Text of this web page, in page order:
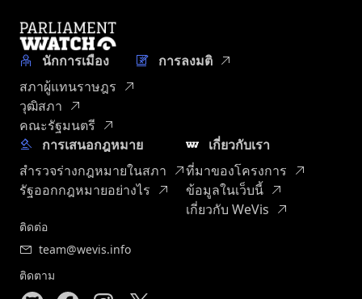
นักการเมือง
สภาผู้แทนราษฎร
วุฒิสภา
คณะรัฐมนตรี
การลงมติ
การเสนอกฎหมาย
สำรวจร่างกฎหมายในสภา
รัฐออกกฎหมายอย่างไร
เกี่ยวกับเรา
ที่มาของโครงการ
ข้อมูลในเว็บนี้
เกี่ยวกับ WeVis
ติดต่อ
team@wevis.info
ติดตาม